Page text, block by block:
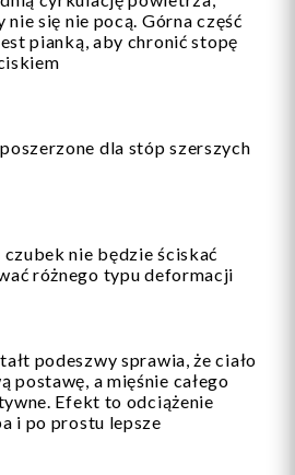
się nie pocą. Górna część
pianką, aby chronić stopę
dla stóp szerszych
nie będzie ściskać
różnego typu deformacji
podeszwy sprawia, że ciało
postawę, a mięśnie całego
Efekt to odciążenie
i po prostu lepsze